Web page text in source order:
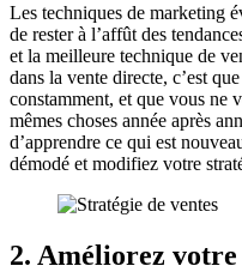
Les techniques de marketing
de rester à l’affût des
et la meilleure technique de
dans la vente directe, c’est
constamment, et que vous ne
mêmes choses année après
d’apprendre ce qui est
démodé et modifiez votre
2. Améliorez